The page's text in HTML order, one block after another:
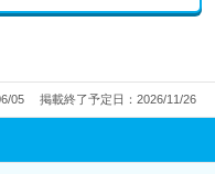
05 掲載終了予定日：2026/11/26